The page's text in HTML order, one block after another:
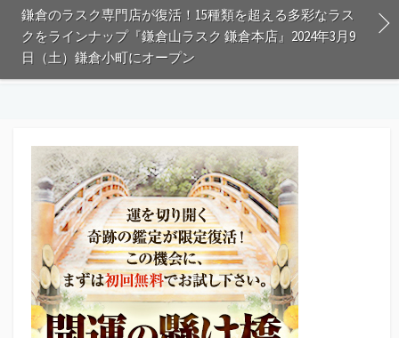
鎌倉のラスク専門店が復活！15種類を超える多彩なラス
クをラインナップ『鎌倉山ラスク 鎌倉本店』2024年3月9
日（土）鎌倉小町にオープン